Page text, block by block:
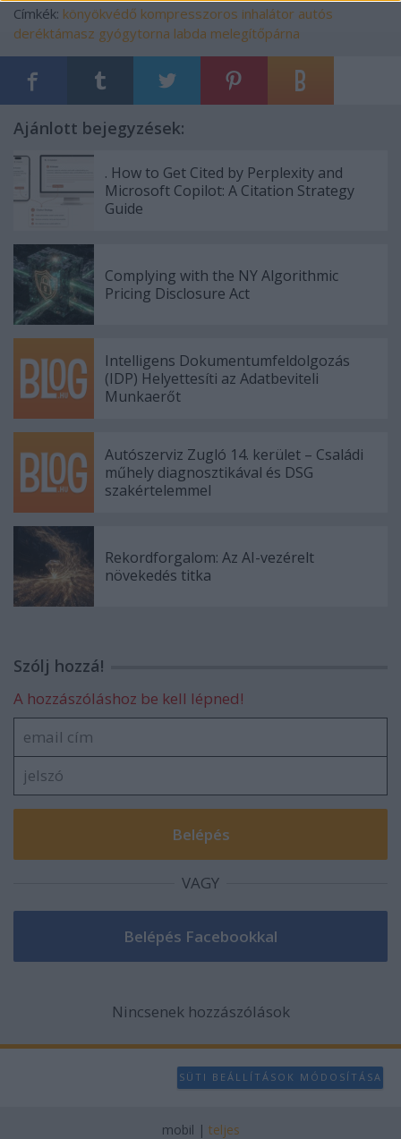
Címkék: könyökvédő kompresszoros inhalátor autós
deréktámasz gyógytorna labda melegítőpárna
Ajánlott bejegyzések:
. How to Get Cited by Perplexity and
Microsoft Copilot: A Citation Strategy
Guide
Complying with the NY Algorithmic
Pricing Disclosure Act
Intelligens Dokumentumfeldolgozás
(IDP) Helyettesíti az Adatbeviteli
Munkaerőt
Autószerviz Zugló 14. kerület – Családi
műhely diagnosztikával és DSG
szakértelemmel
Rekordforgalom: Az AI-vezérelt
növekedés titka
Szólj hozzá!
A hozzászóláshoz be kell lépned!
VAGY
Nincsenek hozzászólások
SÜTI BEÁLLÍTÁSOK MÓDOSÍTÁSA
mobil | teljes